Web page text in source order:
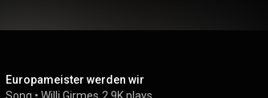
Europameister werden wir